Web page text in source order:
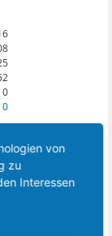
0
0
von
zu
Interessen